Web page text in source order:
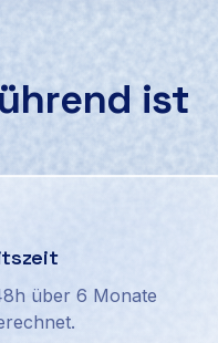
ist
über 6 Monate